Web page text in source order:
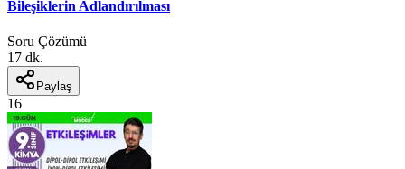
Bileşiklerin Adlandırılması
Soru Çözümü
17 dk.
Paylaş
16